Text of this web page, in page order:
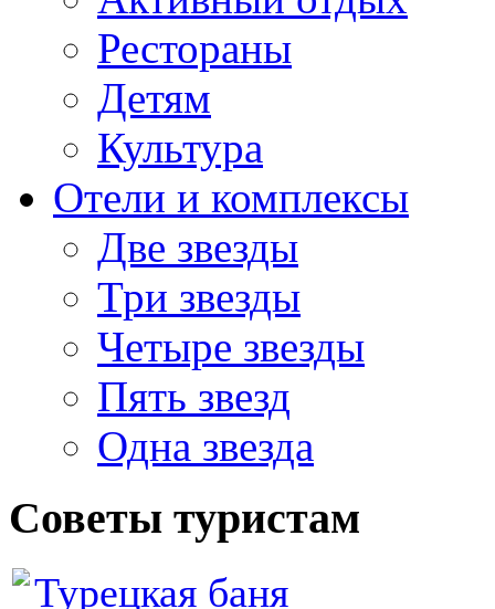
Рестораны
Детям
Культура
Отели и комплексы
Две звезды
Три звезды
Четыре звезды
Пять звезд
Одна звезда
Советы туристам
Турецкая баня